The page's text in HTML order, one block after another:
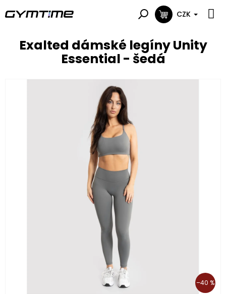
na
NÁKUPNÍ
CZK
Exalted dámské legíny Unity
Essential - šedá
–40 %